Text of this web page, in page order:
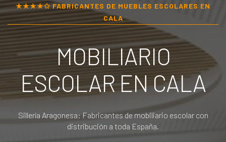
★★★★✩ FABRICANTES DE MUEBLES ESCOLARES EN
CALA
MOBILIARIO
ESCOLAR ENCALA
Sillería Aragonesa: Fabricantes de mobiliario escolar con
distribución a toda España.